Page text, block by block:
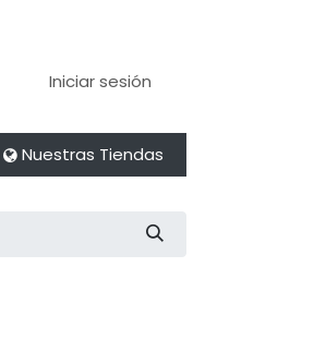
Iniciar sesión
Nuestras Tiendas